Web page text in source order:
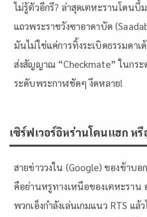
ไม่รู้ตัวอีกรึ? ล่าสุดเตหะรานโดนบึ้
แถวพระราชวังซาอาดาบัด
มันไม่ใช่แค่การทิ้งระเบิดธรรมดา
ส่งสัญญาณ “Checkmate” ในกระ
ระดับพระกาฬชัดๆ งึดหลาย!
เซิร์ฟเวอร์อิหร่านโดนแฮก หรื
สายข่าววงใน (Google) ของข้าบ
คือย่านหรูทางเหนือของเตหะราน
พวกเอ็งกำลังเล่นเกมแนว RTS แล้